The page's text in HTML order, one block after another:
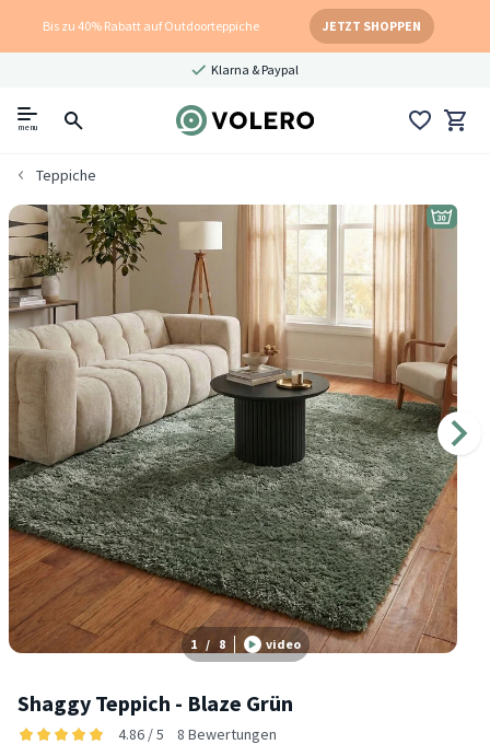
Bis zu 40% Rabatt auf Outdoorteppiche JETZT SHOPPEN
Klarna & Paypal
menu
Teppiche
1 / 8 video
Shaggy Teppich - Blaze Grün
4.86 / 5 8 Bewertungen